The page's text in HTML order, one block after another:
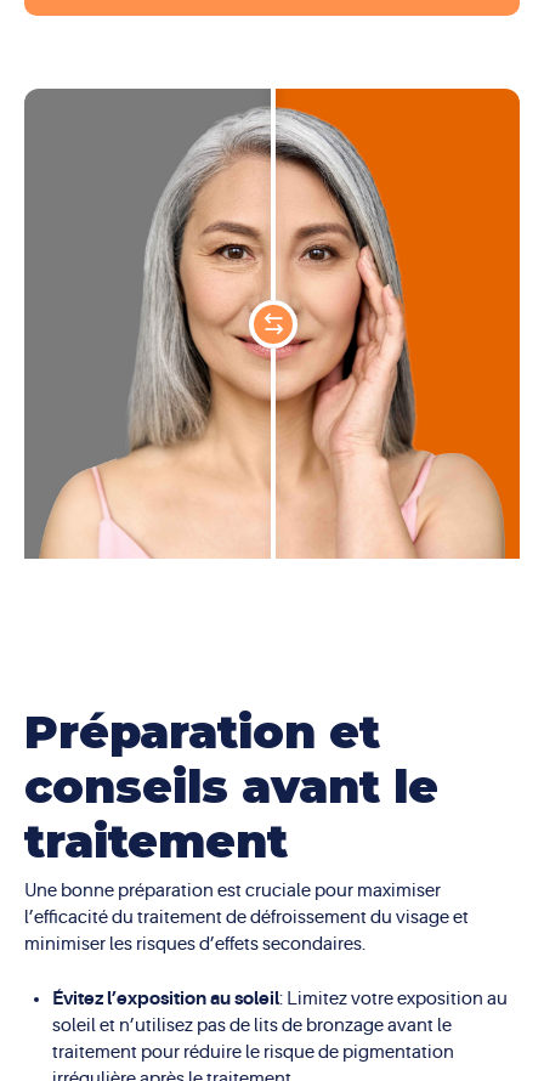
Préparation et
conseils avant le
traitement
Une bonne préparation est cruciale pour maximiser
l’efficacité du traitement de défroissement du visage et
minimiser les risques d’effets secondaires.
Évitez l’exposition au soleil: Limitez votre exposition au
soleil et n’utilisez pas de lits de bronzage avant le
traitement pour réduire le risque de pigmentation